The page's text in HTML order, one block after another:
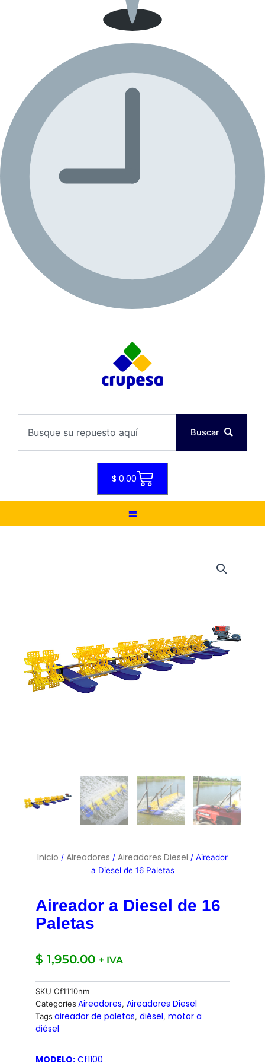
Buscar
$ 0.00Cart
Inicio / Aireadores / Aireadores Diesel / Aireador
a Diesel de 16 Paletas
Aireador a Diesel de 16
Paletas
$ 1,950.00 + IVA
SKU Cf1110nm
Categories Aireadores, Aireadores Diesel
Tags aireador de paletas, diésel, motor a
diésel
MODELO: Cf1100